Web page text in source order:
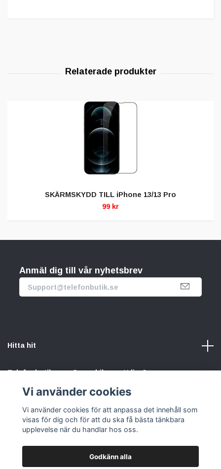
SKÄRMSKYDD TILL iPhone 13/13 Pro
99 kr
Anmäl dig till vår nyhetsbrev
Hitta hit
Telefonbutik.se – Ge mobilen nytt liv. Spara pengar.
Sociala medier
Vi använder cookies
Vi använder cookies för att anpassa det innehåll som
visas för dig och för att du ska få bästa tänkbara
upplevelse när du handlar hos oss.
Godkänn alla